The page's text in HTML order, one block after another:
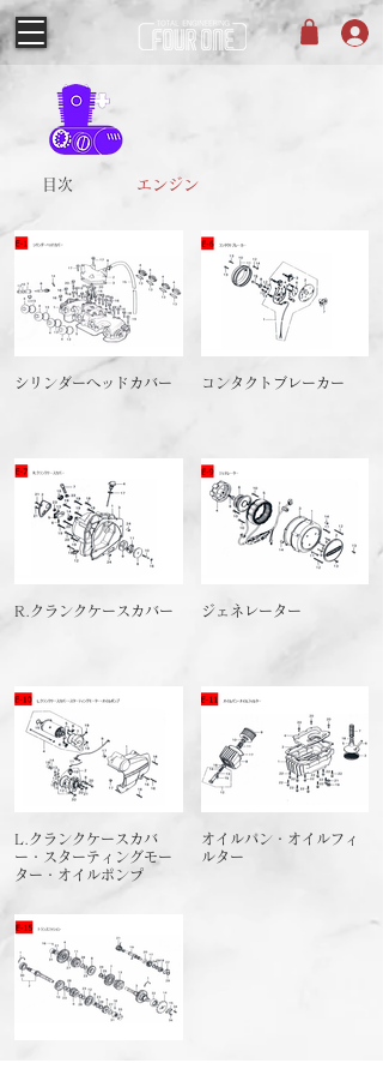
目次 エンジン
シリンダーヘッドカバー コンタクトブレーカー
R.クランクケースカバー ジェネレーター
L.クランクケースカバ
ー・スターティングモー
ター・オイルポンプ
オイルパン・オイルフィ
ルター